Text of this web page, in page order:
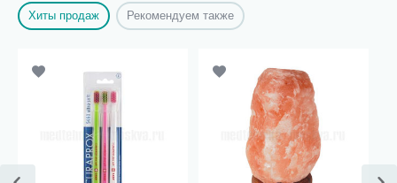
Хиты продаж Рекомендуем также